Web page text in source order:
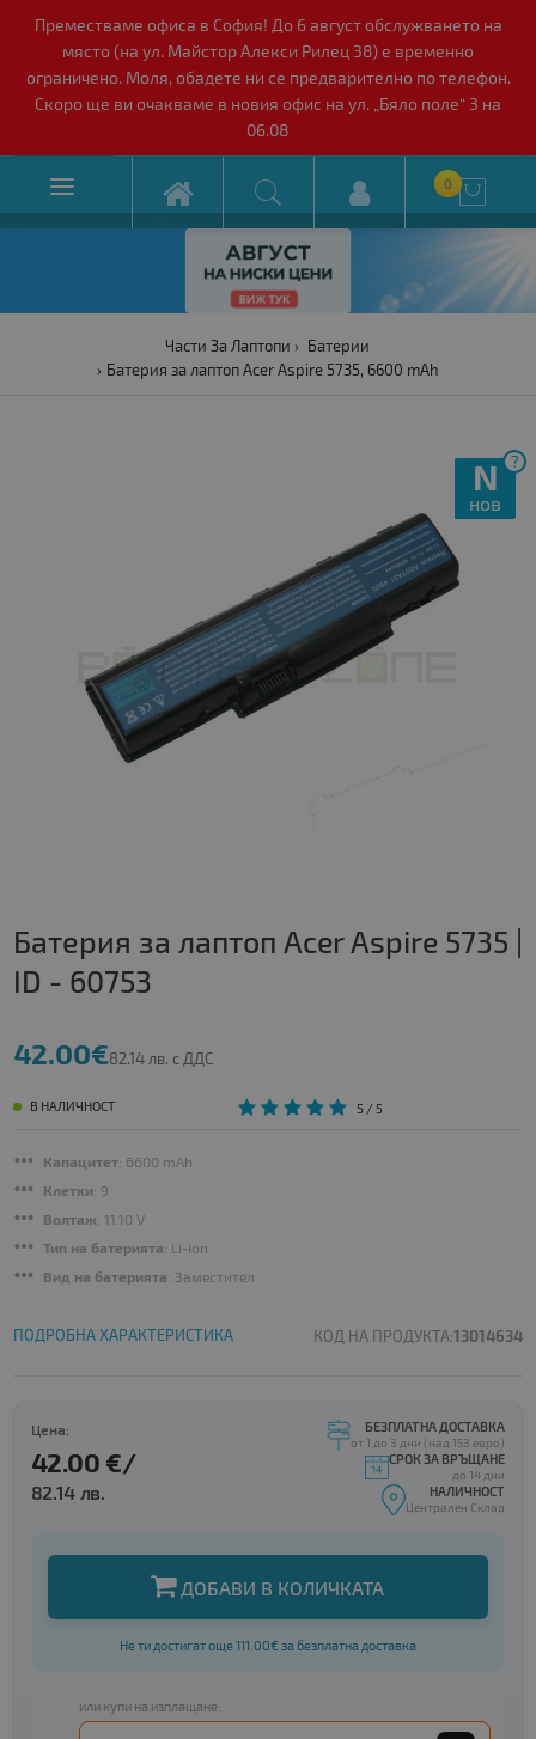
Преместваме офиса в София! До 6 август обслужването на
място (на ул. Майстор Алекси Рилец 38) е временно
ограничено. Моля, обадете ни се предварително по телефон.
Скоро ще ви очакваме в новия офис на ул. „Бяло поле“ 3 на
06.08
 0 
Части За Лаптопи
Батерии
Батерия за лаптоп Acer Aspire 5735, 6600 mAh
?
N
нов
Батерия за лаптоп Acer Aspire 5735 |
ID - 60753
42.00€82.14 лв. с ДДС
В НАЛИЧНОСТ 5/ 5
Капацитет: 6600 mAh
Клетки: 9
Волтаж: 11.10 V
Тип на батерията: Li-Ion
Вид на батерията: Заместител
ПОДРОБНА ХАРАКТЕРИСТИКА КОД НА ПРОДУКТА:13014634
Цена:
42.00 €/
82.14 лв.
БЕЗПЛАТНА ДОСТАВКА
от 1 до 3 дни (над 153 евро)
СРОК ЗА ВРЪЩАНЕ
до 14 дни
НАЛИЧНОСТ
Централен Склад
ДОБАВИ В КОЛИЧКАТА
Не ти достигат още 111.00€ за безплатна доставка
или купи на изплащане: